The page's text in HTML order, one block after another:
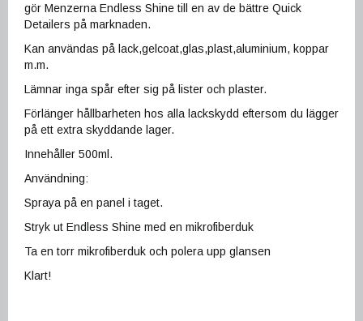
gör Menzerna Endless Shine till en av de bättre Quick
Detailers på marknaden.
Kan användas på lack,gelcoat,glas,plast,aluminium, koppar
m.m.
Lämnar inga spår efter sig på lister och plaster.
Förlänger hållbarheten hos alla lackskydd eftersom du lägger
på ett extra skyddande lager.
Innehåller 500ml.
Användning:
Spraya på en panel i taget.
Stryk ut Endless Shine med en mikrofiberduk
Ta en torr mikrofiberduk och polera upp glansen
Klart!